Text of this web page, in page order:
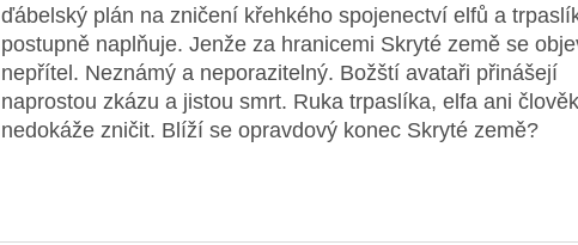
ďábelský plán na zničení křehkého spojenectví elfů a
postupně naplňuje. Jenže za hranicemi Skryté země se
nepřítel. Neznámý a neporazitelný. Božští avataři přinášejí
naprostou zkázu a jistou smrt. Ruka trpaslíka, elfa ani
nedokáže zničit. Blíží se opravdový konec Skryté země?